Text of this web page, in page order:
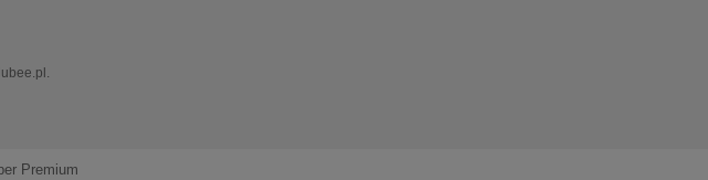
Premium